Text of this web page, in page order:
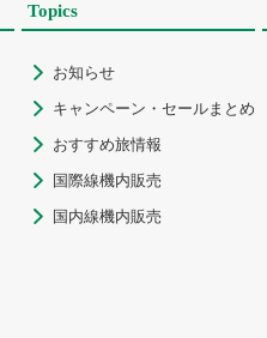
Topics
 お知らせ
 キャンペーン・セールまとめ
 おすすめ旅情報
 国際線機内販売
 国内線機内販売